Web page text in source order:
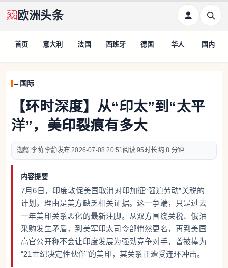
欧洲头条
首页 意大利 法国 西班牙 德国 华人 国内
国际
【环时深度】从“印太”到“太平
洋”，美印裂痕有多大
迦懿 李萌 李静 2026-07-08 20:51 95 约 8 分钟
内容提要
7月6日，印度敦促美国取消对印加征“强迫劳动”关税的
计划，理由是美方缺乏相关证据。这一争端，只是过去
一年美印关系恶化的最新注脚。从双方围绕关税、俄油
采购发生矛盾，到美军印太司令部悄然更名，再到美国
高官公开称不会让印度发展为强劲竞争对手，曾被捧为
“21世纪决定性伙伴”的美印，其关系正遭受连环冲击。